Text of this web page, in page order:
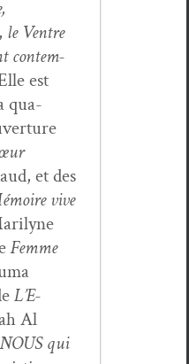
, le Ven­tre
con­tem­
est
qua­
et des
vive
Femme
L’E­
Al
qui